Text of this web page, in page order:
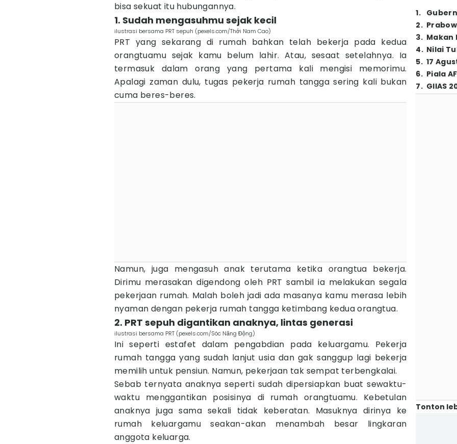
bisa sekuat itu hubungannya.
1. Sudah mengasuhmu sejak kecil
ilustrasi bersama PRT sepuh (pexels.com/Thới Nam Cao)
PRT yang sekarang di rumah bahkan telah bekerja pada kedua
orangtuamu sejak kamu belum lahir. Atau, sesaat setelahnya. Ia
termasuk dalam orang yang pertama kali mengisi memorimu.
Apalagi zaman dulu, tugas pekerja rumah tangga sering kali bukan
cuma beres-beres.
Namun, juga mengasuh anak terutama ketika orangtua bekerja.
Dirimu merasakan digendong oleh PRT sambil ia melakukan segala
pekerjaan rumah. Malah boleh jadi ada masanya kamu merasa lebih
nyaman dengan pekerja rumah tangga ketimbang kedua orangtua.
2. PRT sepuh digantikan anaknya, lintas generasi
ilustrasi bersama PRT (pexels.com/Sóc Năng Động)
Ini seperti estafet dalam pengabdian pada keluargamu. Pekerja
rumah tangga yang sudah lanjut usia dan gak sanggup lagi bekerja
memilih untuk pensiun. Namun, pekerjaan tak sempat terbengkalai.
Sebab ternyata anaknya seperti sudah dipersiapkan buat sewaktu-
waktu menggantikan posisinya di rumah orangtuamu. Kebetulan
anaknya juga sama sekali tidak keberatan. Masuknya dirinya ke
rumah keluargamu seakan-akan menambah besar lingkaran
anggota keluarga.
1.
2.
3. Makan
4. Nilai
5. 17
6. Piala
7. GIIAS
Tonton